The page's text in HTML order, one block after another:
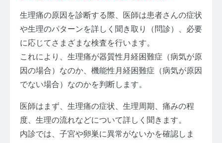
生理痛の原因を診断する際、医師は患者さんの症状
や生理のパターンを詳しく聞き取り（問診）、必要
に応じてさまざまな検査を行います。
これにより、生理痛が器質性月経困難症（病気が原
因の場合）なのか、機能性月経困難症（病気が原因
でない場合）なのかを判断します。
医師はまず、生理痛の症状、生理周期、痛みの程
度、生理の流れなどについて詳しく聞きます。
内診では、子宮や卵巣に異常がないかを確認しま